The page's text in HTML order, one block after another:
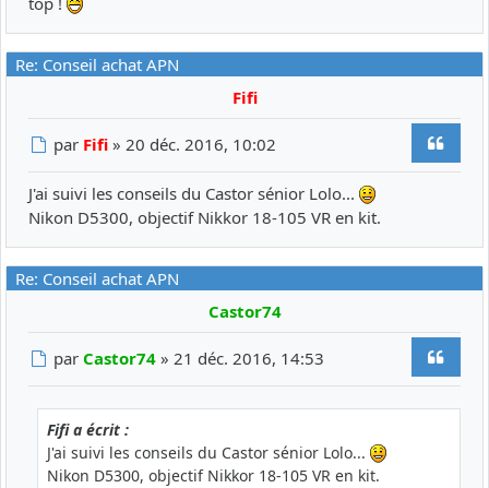
Re: Conseil achat APN
Fifi
Message
par Fifi »20 déc. 2016, 10:02
J'ai suivi les conseils du Castor sénior Lolo...
Nikon D5300, objectif Nikkor 18-105 VR en kit.
Re: Conseil achat APN
Castor74
Message
par Castor74 »21 déc. 2016, 14:53
Fifi a écrit :
J'ai suivi les conseils du Castor sénior Lolo...
Nikon D5300, objectif Nikkor 18-105 VR en kit.